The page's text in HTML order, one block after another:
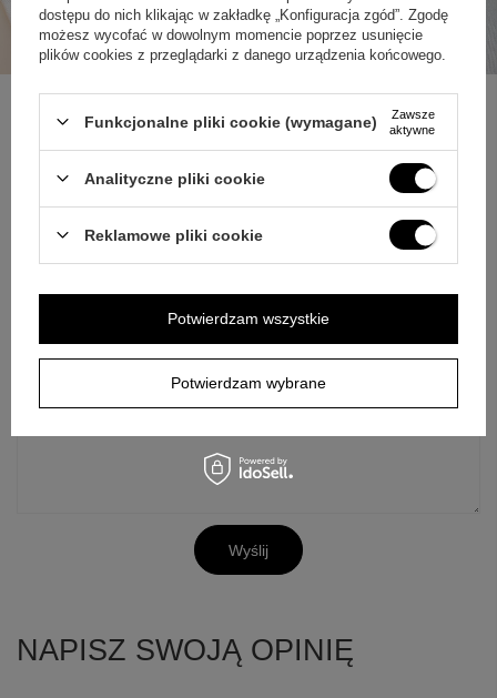
+1
ZAPYTAJ O PRODUKT
Jeżeli powyższy opis jest dla Ciebie niewystarczający, prześlij nam
swoje pytanie odnośnie tego produktu. Postaramy się odpowiedzieć tak
szybko jak tylko będzie to możliwe.Dane są przetwarzane zgodnie z
Pytanie
Wyślij
NAPISZ SWOJĄ OPINIĘ
dostępu do nich klikając w zakładkę „Konfiguracja zgód”. Zgodę
możesz wycofać w dowolnym momencie poprzez usunięcie
plików cookies z przeglądarki z danego urządzenia końcowego.
Funkcjonalne pliki cookie (wymagane)
Zawsze
aktywne
Analityczne pliki cookie
Reklamowe pliki cookie
Potwierdzam wybrane
Potwierdzam wszystkie